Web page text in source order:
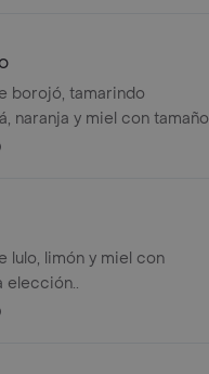
borojó, tamarindo
naranja y miel con tamaño
lulo, limón y miel con
elección..